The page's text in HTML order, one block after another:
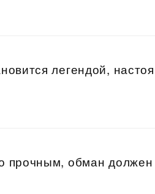
легендой,
прочным, обман